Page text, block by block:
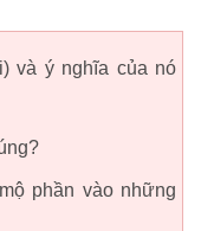
và ý nghĩa của nó
phần vào những